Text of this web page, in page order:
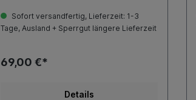
Sofort versandfertig, Lieferzeit: 1-3
Tage, Ausland + Sperrgut längere Lieferzeit
69,00 €*
Details